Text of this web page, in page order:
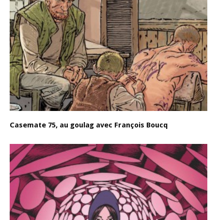
Casemate 75, au goulag avec François Boucq